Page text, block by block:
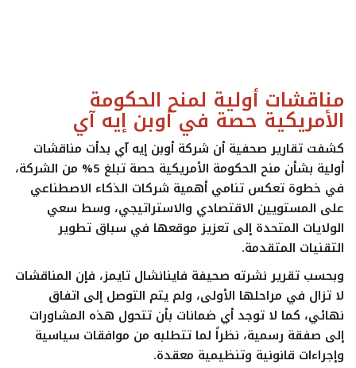
مناقشات أولية لمنح الحكومة
الأمريكية حصة في أوبن إيه آي
كشفت تقارير صحفية أن شركة أوبن إيه آي بدأت مناقشات
أولية بشأن منح الحكومة الأمريكية حصة تبلغ 5% من الشركة،
في خطوة تعكس تنامي أهمية شركات الذكاء الاصطناعي
على المستويين الاقتصادي والاستراتيجي، وسط سعي
الولايات المتحدة إلى تعزيز موقعها في سباق تطوير
التقنيات المتقدمة.
وبحسب تقرير نشرته صحيفة فاينانشال تايمز، فإن المناقشات
لا تزال في مراحلها الأولى، ولم يتم التوصل إلى اتفاق
نهائي، كما لا توجد أي ضمانات بأن تتحول هذه المشاورات
إلى صفقة رسمية، نظراً لما تتطلبه من موافقات سياسية
وإجراءات قانونية وتنظيمية معقدة.